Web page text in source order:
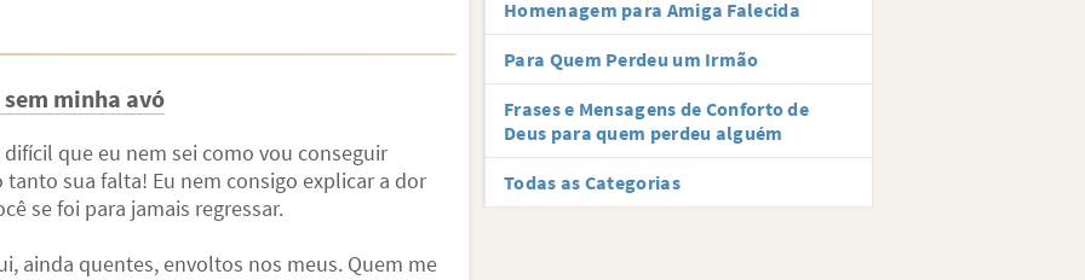
minha avó
que eu nem sei como vou conseguir
sua falta! Eu nem consigo explicar a dor
se foi para jamais regressar.
ainda quentes, envoltos nos meus. Quem me
Homenagem para Amiga Falecida
Para Quem Perdeu um Irmão
Frases e Mensagens de Conforto de
Deus para quem perdeu alguém
Todas as Categorias